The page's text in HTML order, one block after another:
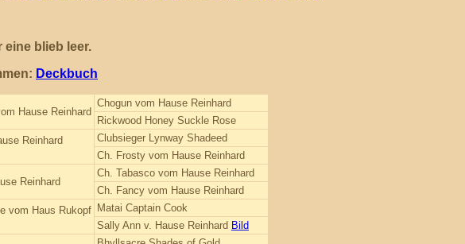
blieb leer.
Deckbuch
Hause Reinhard
Chogun vom Hause Reinhard
Rickwood Honey Suckle Rose
Reinhard
Clubsieger Lynway Shadeed
Ch. Frosty vom Hause Reinhard
Reinhard
Ch. Tabasco vom Hause Reinhard
Ch. Fancy vom Hause Reinhard
vom Haus Rukopf
Matai Captain Cook
Sally Ann v. Hause Reinhard Bild